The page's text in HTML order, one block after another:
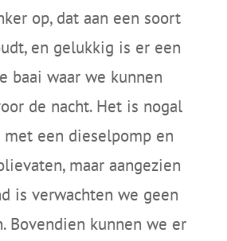
op, dat aan een soort
en gelukkig is er een
baai waar we kunnen
de nacht. Het is nogal
een dieselpomp en
maar aangezien
is verwachten we geen
Bovendien kunnen we er